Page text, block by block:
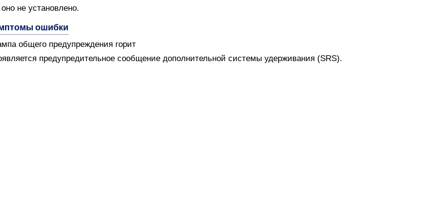
оно не установлено.
ошибки
общего предупреждения горит
предупредительное сообщение дополнительной системы удерживания (SRS).